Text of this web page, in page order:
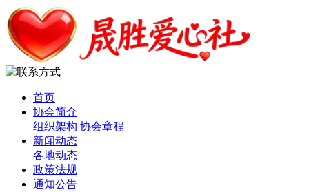
首页
协会简介
组织架构 协会章程
新闻动态
各地动态
政策法规
通知公告